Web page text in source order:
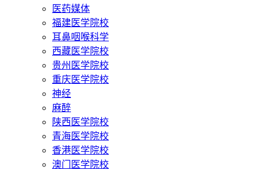
医药媒体
福建医学院校
耳鼻咽喉科学
西藏医学院校
贵州医学院校
重庆医学院校
神经
麻醉
陕西医学院校
青海医学院校
香港医学院校
澳门医学院校